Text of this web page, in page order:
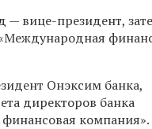
— вице-президент,
Онэксим банка,
директоров банка
компания».